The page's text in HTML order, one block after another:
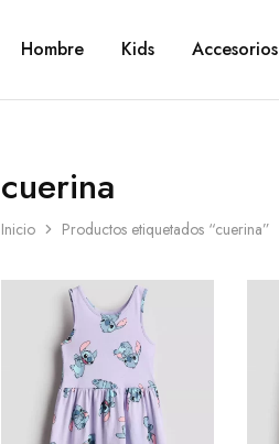
Hombre Kids Accesorios
cuerina
Inicio Productos etiquetados “cuerina”